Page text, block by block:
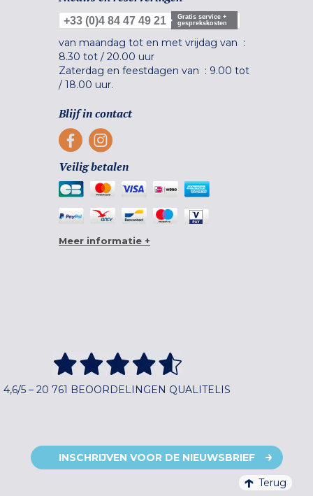
+33 (0)4 84 47 49 21
Gratis service +
gesprekskosten
van maandag tot en met vrijdag van :
8.30 tot / 20.00 uur
Zaterdag en feestdagen van : 9.00 tot
/ 18.00 uur.
Blijf in contact
Veilig betalen
Meer informatie +
4,6/5 – 20 761 BEOORDELINGEN QUALITELIS
INSCHRIJVEN VOOR DE NIEUWSBRIEF
Terug